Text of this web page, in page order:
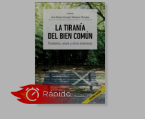
50%
dcto.
$ 96.872
$ 48.436